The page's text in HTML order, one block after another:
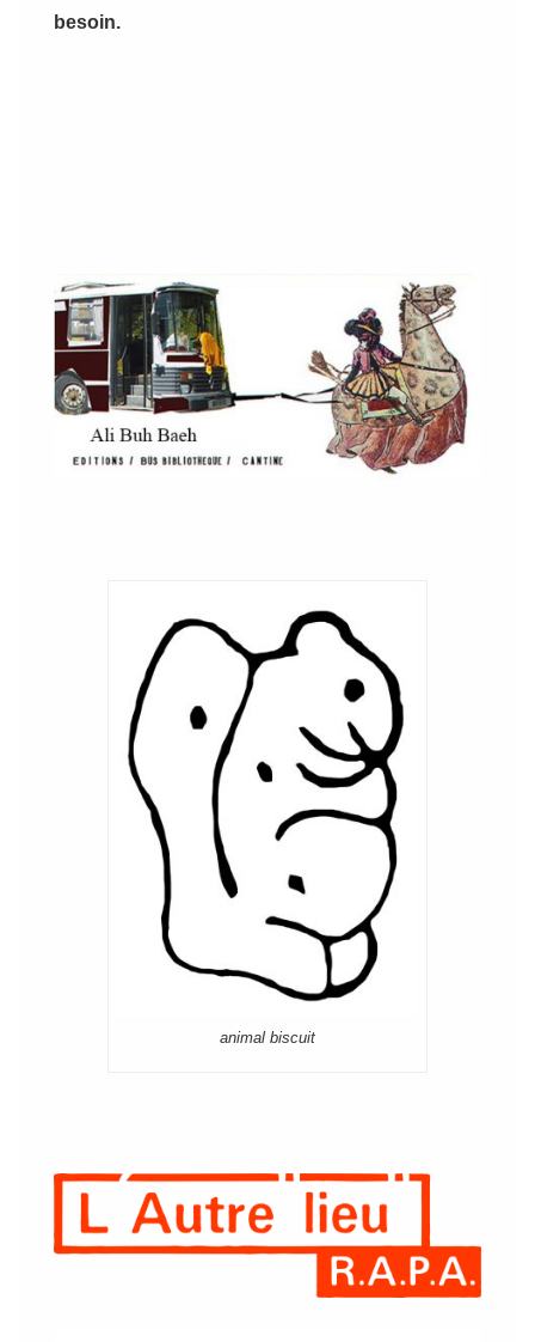
besoin.
animal biscuit